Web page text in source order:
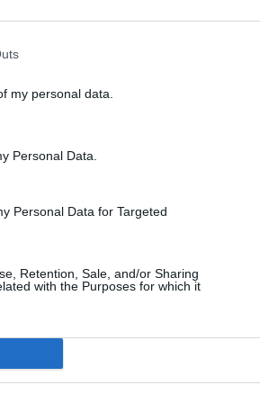
my personal data.
Personal Data.
Personal Data for Targeted
Retention, Sale, and/or Sharing
with the Purposes for which it